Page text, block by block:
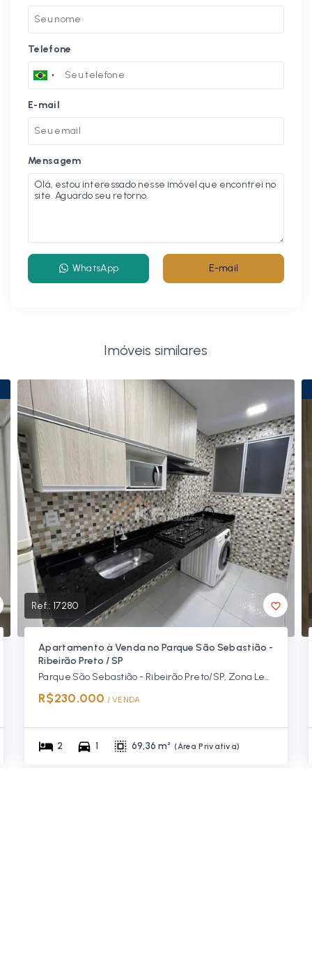
Telefone
E-mail
Mensagem
WhatsApp E-mail
Imóveis similares
Ref.: 17280
Apartamento à Venda no Parque São Sebastião -
Ribeirão Preto / SP
Parque São Sebastião - Ribeirão Preto/SP, Zona Leste
R$230.000 / VENDA
2 1 69,36 m² (Área Privativa)